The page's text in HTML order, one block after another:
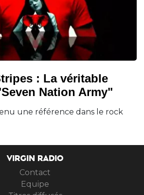
: La véritable
Nation Army"
une référence dans le rock
VIRGIN RADIO
Contact
Equipe